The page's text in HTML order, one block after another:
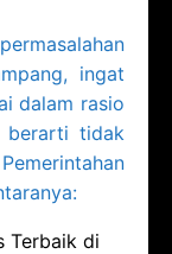
ingat
dalam rasio
berarti tidak
Terbaik di